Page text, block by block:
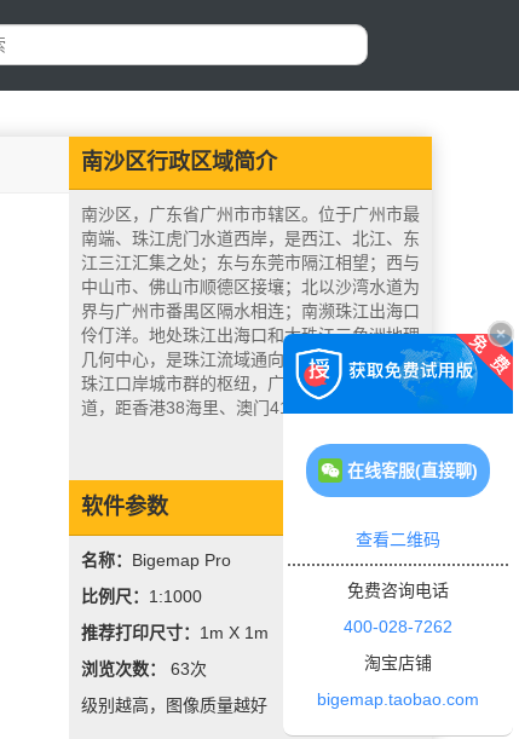
南沙区行政区域简介
南沙区，广东省广州市市辖区。位于广州市最
南端、珠江虎门水道西岸，是西江、北江、东
江三江汇集之处；东与东莞市隔江相望；西与
中山市、佛山市顺德区接壤；北以沙湾水道为
界与广州市番禺区隔水相连；南濒珠江出海口
伶仃洋。地处珠江出海口和大珠江三角洲地理
几何中心，是珠江流域通向海洋的通道，连接
珠江口岸城市群的枢纽，广州市唯一的出海通
道，距香港38海里、澳门41海里。
软件参数
名称： Bigemap Pro
比例尺： 1:1000
推荐打印尺寸： 1m X 1m
浏览次数： 63次
级别越高，图像质量越好
在线客服(直接聊)
查看二维码
免费咨询电话
400-028-7262
淘宝店铺
bigemap.taobao.com